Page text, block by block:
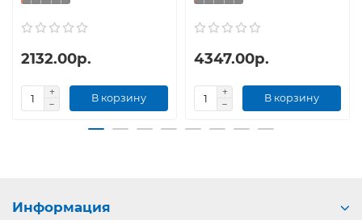
2132.00р.
В корзину
4347.00р.
В корзину
Информация